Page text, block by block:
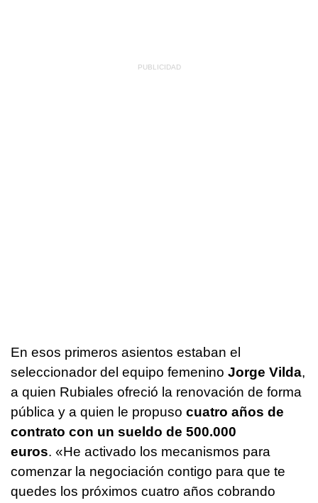
En esos primeros asientos estaban el
seleccionador del equipo femenino Jorge Vilda,
a quien Rubiales ofreció la renovación de forma
pública y a quien le propuso cuatro años de
contrato con un sueldo de 500.000
euros. «He activado los mecanismos para
comenzar la negociación contigo para que te
quedes los próximos cuatro años cobrando